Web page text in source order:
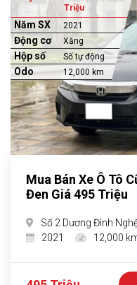
Triệu
Năm SX 2021
Động cơ Xăng
Hộp số Số tự động
Odo 12,000 km
Mua Bán Xe Ô Tô
Đen Giá 495 Triệu
Số 2 Dương Đình
2021
12,000